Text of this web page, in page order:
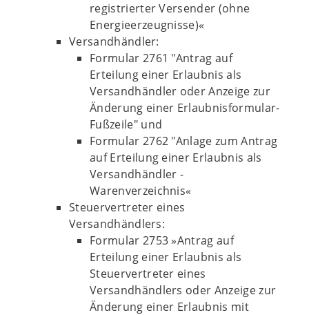
registrierter Versender (ohne
Energieerzeugnisse)«
Versandhändler:
Formular 2761 "Antrag auf
Erteilung einer Erlaubnis als
Versandhändler oder Anzeige zur
Änderung einer Erlaubnisformular-
Fußzeile" und
Formular 2762 "Anlage zum Antrag
auf Erteilung einer Erlaubnis als
Versandhändler -
Warenverzeichnis«
Steuervertreter eines
Versandhändlers:
Formular 2753 »Antrag auf
Erteilung einer Erlaubnis als
Steuervertreter eines
Versandhändlers oder Anzeige zur
Änderung einer Erlaubnis mit